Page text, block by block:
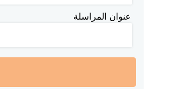
عنوان المراسلة